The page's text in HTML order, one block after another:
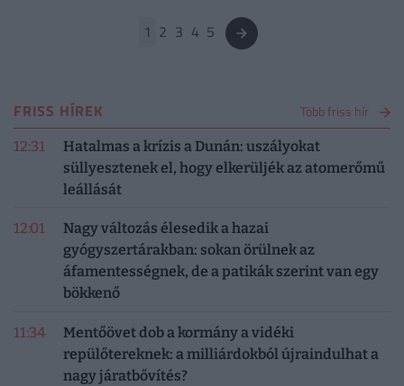
1 2 3 4 5
FRISS HÍREK Több friss hír
12:31
Hatalmas a krízis a Dunán: uszályokat
süllyesztenek el, hogy elkerüljék az atomerőmű
leállását
12:01
Nagy változás élesedik a hazai
gyógyszertárakban: sokan örülnek az
áfamentességnek, de a patikák szerint van egy
bökkenő
11:34
Mentőövet dob a kormány a vidéki
repülőtereknek: a milliárdokból újraindulhat a
nagy járatbővítés?